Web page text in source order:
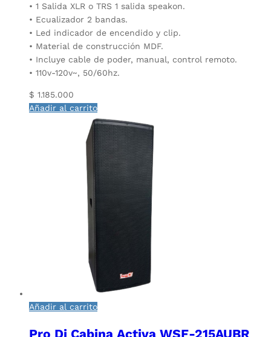
• 1 Salida XLR o TRS 1 salida speakon.
• Ecualizador 2 bandas.
• Led indicador de encendido y clip.
• Material de construcción MDF.
• Incluye cable de poder, manual, control remoto.
• 110v-120v~, 50/60hz.
$ 1.185.000
Añadir al carrito
Añadir al carrito
Pro Dj Cabina Activa WSF-215AUBR